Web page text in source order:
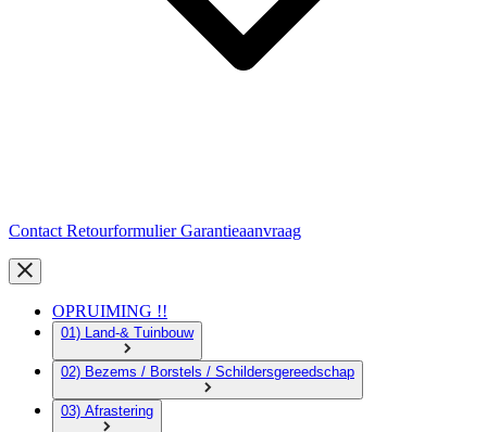
Contact RetourformulierGarantieaanvraag
OPRUIMING !!
01) Land-& Tuinbouw
02) Bezems / Borstels / Schildersgereedschap
03) Afrastering